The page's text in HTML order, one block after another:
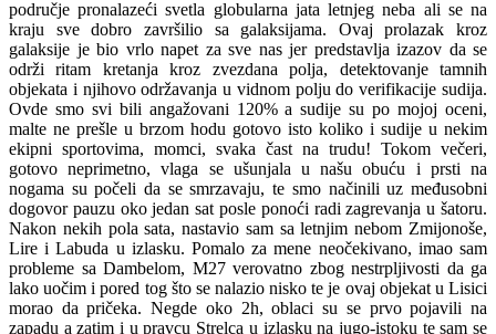
područje pronalazeći svetla globularna jata letnjeg neba ali se na
kraju sve dobro završilio sa galaksijama. Ovaj prolazak kroz
galaksije je bio vrlo napet za sve nas jer predstavlja izazov da se
održi ritam kretanja kroz zvezdana polja, detektovanje tamnih
objekata i njihovo održavanja u vidnom polju do verifikacije sudija.
Ovde smo svi bili angažovani 120% a sudije su po mojoj oceni,
malte ne prešle u brzom hodu gotovo isto koliko i sudije u nekim
ekipni sportovima, momci, svaka čast na trudu! Tokom večeri,
gotovo neprimetno, vlaga se ušunjala u našu obuću i prsti na
nogama su počeli da se smrzavaju, te smo načinili uz međusobni
dogovor pauzu oko jedan sat posle ponoći radi zagrevanja u šatoru.
Nakon nekih pola sata, nastavio sam sa letnjim nebom Zmijonoše,
Lire i Labuda u izlasku. Pomalo za mene neočekivano, imao sam
probleme sa Dambelom, M27 verovatno zbog nestrpljivosti da ga
lako uočim i pored tog što se nalazio nisko te je ovaj objekat u Lisici
morao da pričeka. Negde oko 2h, oblaci su se prvo pojavili na
zapadu a zatim i u pravcu Strelca u izlasku na jugo-istoku te sam se